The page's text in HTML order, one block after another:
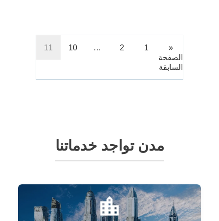
«
الصفحة
السابقة
1
2
…
10
11
مدن تواجد خدماتنا